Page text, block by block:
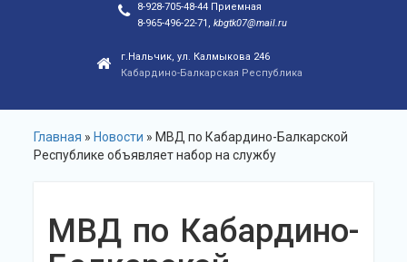
8-928-705-48-44 Приемная
8-965-496-22-71, kbgtk07@mail.ru
г.Нальчик, ул. Калмыкова 246
Кабардино-Балкарская Республика
Главная » Новости » МВД по Кабардино-Балкарской
Республике объявляет набор на службу
МВД по Кабардино-